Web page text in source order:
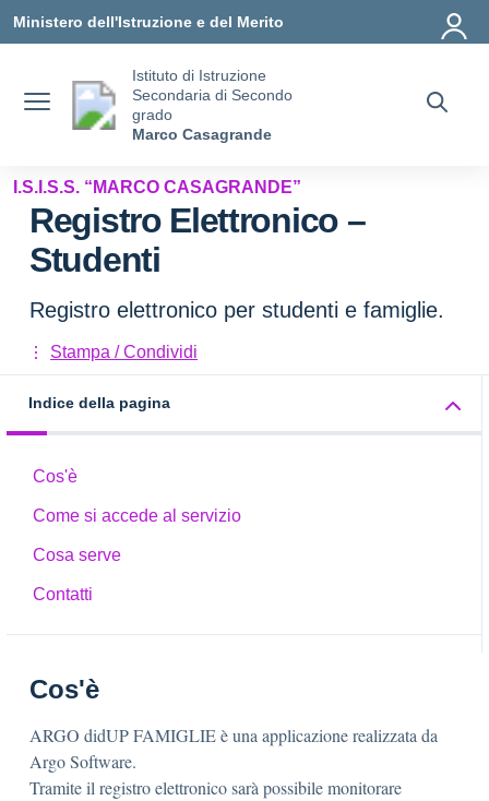
Ministero dell'Istruzione e del Merito
Istituto di Istruzione
Secondaria di Secondo
grado
Marco Casagrande
I.S.I.S.S. “MARCO CASAGRANDE”
Registro Elettronico –
Studenti
Registro elettronico per studenti e famiglie.
Stampa / Condividi
Indice della pagina
Cos'è
Come si accede al servizio
Cosa serve
Contatti
Cos'è
ARGO didUP FAMIGLIE è una applicazione realizzata da
Argo Software.
Tramite il registro elettronico sarà possibile monitorare